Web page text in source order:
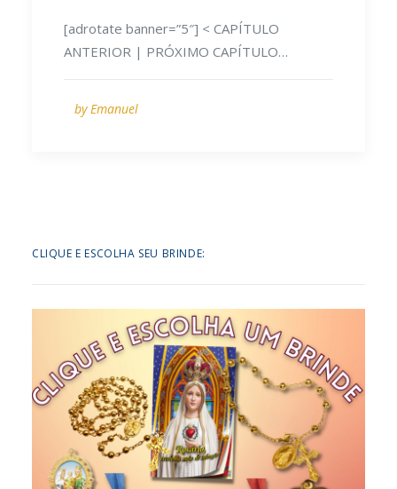
[adrotate banner=”5″] < CAPÍTULO
ANTERIOR | PRÓXIMO CAPÍTULO…
by Emanuel
CLIQUE E ESCOLHA SEU BRINDE: